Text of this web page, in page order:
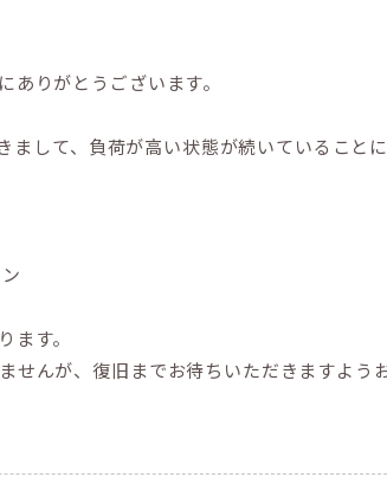
りがとうございます。
して、負荷が高い状態が続いていること
す。
せんが、復旧までお待ちいただきますよう